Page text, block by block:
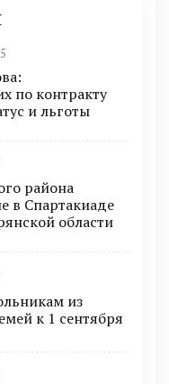
по контракту
и льготы
района
в Спартакиаде
области
из
к 1 сентября